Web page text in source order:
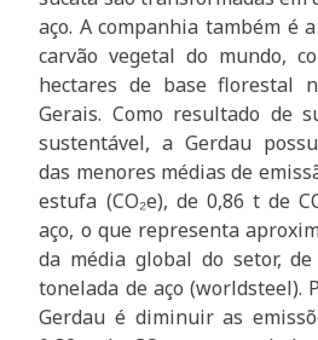
aço. A companhia também é
carvão vegetal do mundo,
hectares de base florestal
Gerais. Como resultado de
sustentável, a Gerdau
das menores médias de
estufa (CO₂e), de 0,86 t de
aço, o que representa
da média global do setor,
tonelada de aço (worldsteel).
Gerdau é diminuir as